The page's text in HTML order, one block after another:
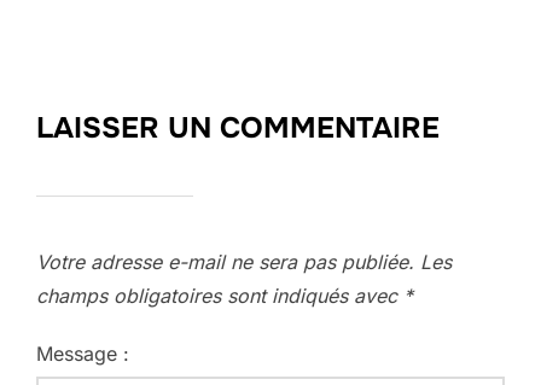
LAISSER UN COMMENTAIRE
Votre adresse e-mail ne sera pas publiée. Les
champs obligatoires sont indiqués avec *
Message :